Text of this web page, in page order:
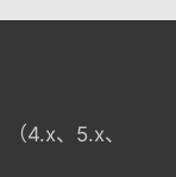
4.x、5.x、